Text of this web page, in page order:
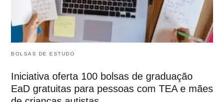
BOLSAS DE ESTUDO
Iniciativa oferta 100 bolsas de graduação
EaD gratuitas para pessoas com TEA e mães